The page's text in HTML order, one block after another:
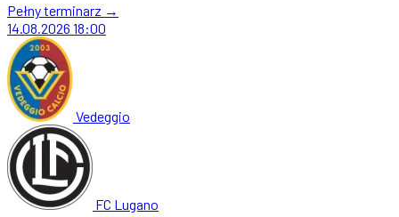
Pełny terminarz →
14.08.2026 18:00
Vedeggio
FC Lugano